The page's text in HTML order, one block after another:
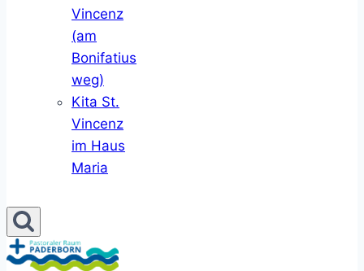
Vincenz
(am
Bonifatius
weg)
Kita St.
Vincenz
im Haus
Maria